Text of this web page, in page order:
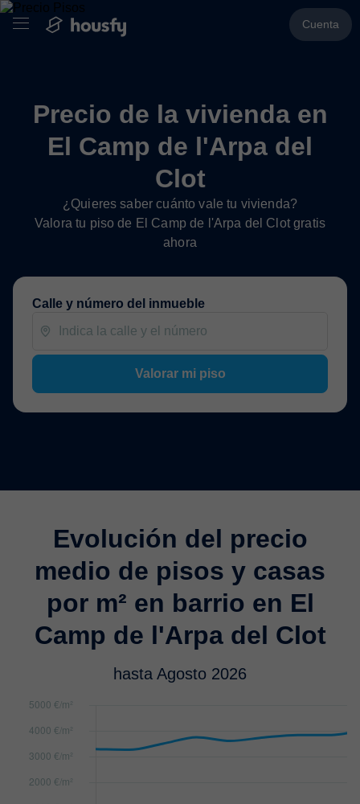
Cuenta
Precio de la vivienda en
El Camp de l'Arpa del
Clot
¿Quieres saber cuánto vale tu vivienda?
Valora tu piso de El Camp de l'Arpa del Clot gratis
ahora
Calle y número del inmueble
Valorar mi piso
Evolución del precio
medio de pisos y casas
por m² en barrio en El
Camp de l'Arpa del Clot
hasta Agosto 2026